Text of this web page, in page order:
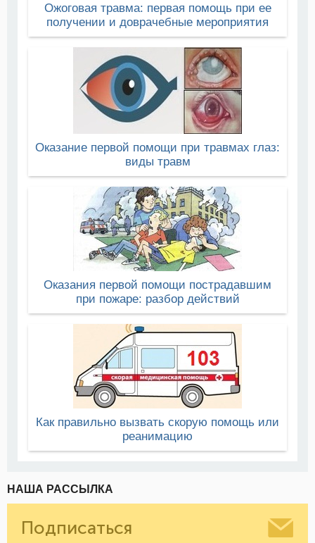
Ожоговая травма: первая помощь при ее
получении и доврачебные мероприятия
Оказание первой помощи при травмах глаз:
виды травм
Оказания первой помощи пострадавшим
при пожаре: разбор действий
Как правильно вызвать скорую помощь или
реанимацию
НАША РАССЫЛКА
Подписаться